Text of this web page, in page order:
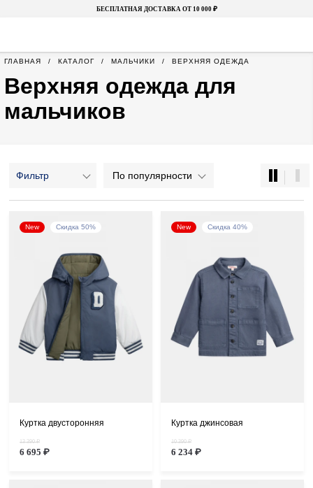
БЕСПЛАТНАЯ ДОСТАВКА ОТ 10 000 ₽
ГЛАВНАЯ КАТАЛОГ МАЛЬЧИКИ ВЕРХНЯЯ ОДЕЖДА
Верхняя одежда для
мальчиков
Фильтр По популярности
New Скидка 50%
Куртка двусторонняя
13 390 ₽
6 695 ₽
New Скидка 40%
Куртка джинсовая
10 390 ₽
6 234 ₽